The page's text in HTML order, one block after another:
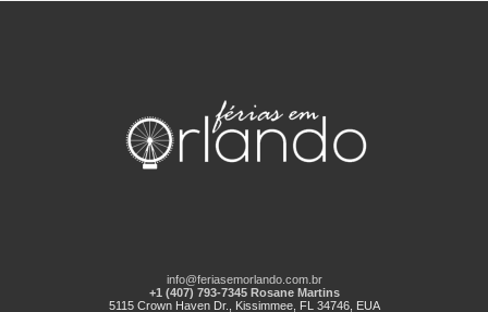
info@feriasemorlando.com.br
+1 (407) 793-7345 Rosane Martins
5115 Crown Haven Dr., Kissimmee, FL 34746, EUA